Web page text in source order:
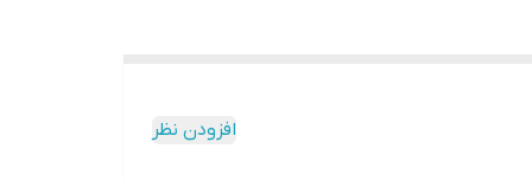
افزودن نظر